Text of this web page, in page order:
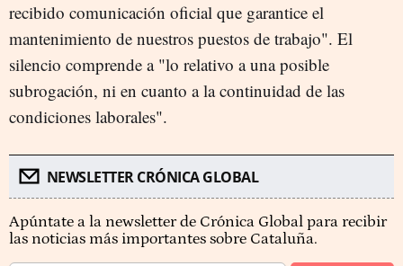
recibido comunicación oficial que garantice el
mantenimiento de nuestros puestos de trabajo". El
silencio comprende a "lo relativo a una posible
subrogación, ni en cuanto a la continuidad de las
condiciones laborales".
NEWSLETTER CRÓNICA GLOBAL
Apúntate a la newsletter de Crónica Global para recibir
las noticias más importantes sobre Cataluña.